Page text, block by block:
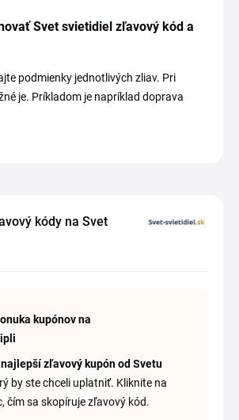
Svet svietidiel zľavový kód a
podmienky jednotlivých zliav. Pri
je. Príkladom je napríklad doprava
kódy na Svet
kupónov na
najlepší zľavový kupón od Svetu
by ste chceli uplatniť. Kliknite na
čím sa skopíruje zľavový kód.